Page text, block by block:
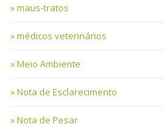
maus-tratos
médicos veterinários
Meio Ambiente
Nota de Esclarecimento
Nota de Pesar